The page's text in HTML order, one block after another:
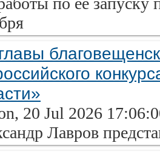
20 Jul 2026
Лавров